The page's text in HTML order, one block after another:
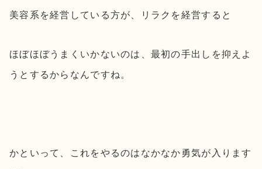
美容系を経営している方が、リラクを経営すると
ほぼほぼうまくいかないのは、最初の手出しを抑えよ
うとするからなんですね。
かといって、これをやるのはなかなか勇気が入ります